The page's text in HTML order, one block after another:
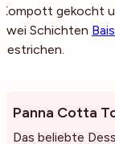
Kompott gekocht
zwei Schichten
gestrichen.
Panna Cotta
Das beliebte